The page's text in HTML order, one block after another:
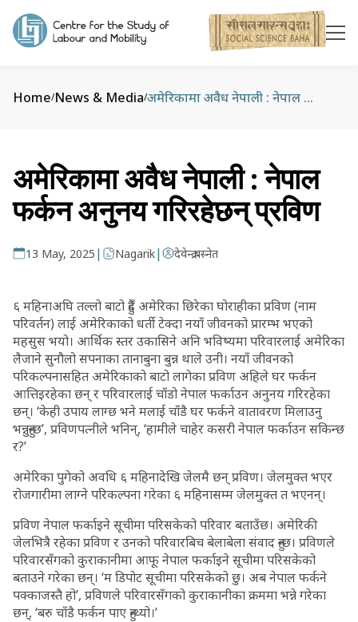
Home/News & Media/ अमेरिकामा अवैध नेपाली : नेपाल फर्कन अनुनय गरिरहेछन् प्रविण
अमेरिकामा अवैध नेपाली : नेपाल
फर्कन अनुनय गरिरहेछन् प्रविण
13 May, 2025 | Nagarik| देवेन्द्र बस्नेत
६ महिनाअघि तल्लो बाटो हुँदै अमेरिका छिरेका घोराहीका प्रविण (नाम
परिवर्तन) लाई अमेरिकाको धर्ती टेक्दा नयाँ जीवनको प्रारम्भ भएको
महसुस भयो। आर्थिक स्तर उकासिने अनि भविष्यमा परिवारलाई अमेरिका
लैजाने सुनौलो सपनाका तानाबुना बुन्न थाले उनी। नयाँ जीवनको
परिकल्पनासहित अमेरिकाको बाटो लागेका प्रविण अहिले घर फर्कन
आत्तिइरहेका छन् र परिवारलाई चाँडो नेपाल फर्काउन अनुनय गरिरहेका
छन्। ‘केही उपाय लाग्छ भने मलाई चाँडै घर फर्कने वातावरण मिलाउनु
भन्नुहुन्छ’, प्रविणपत्नीले भनिन्, ‘हामीले चाहेर कसरी नेपाल फर्काउन सकिन्छ
र?’
अमेरिका पुगेको अवधि ६ महिनादेखि जेलमै छन् प्रविण। जेलमुक्त भएर
रोजगारीमा लाग्ने परिकल्पना गरेका ६ महिनासम्म जेलमुक्त त भएनन्।
प्रविण नेपाल फर्काइने सूचीमा परिसकेको परिवार बताउँछ। अमेरिकी
जेलभित्रै रहेका प्रविण र उनको परिवारबिच बेलाबेला संवाद हुन्छ। प्रविणले
परिवारसँगको कुराकानीमा आफू नेपाल फर्काइने सूचीमा परिसकेको
बताउने गरेका छन्। ‘म डिपोट सूचीमा परिसकेको छु। अब नेपाल फर्कने
पक्काजस्तै हो’, प्रविणले परिवारसँगको कुराकानीका क्रममा भन्ने गरेका
छन्, ‘बरु चाँडै फर्कन पाए हुन्थ्यो।’